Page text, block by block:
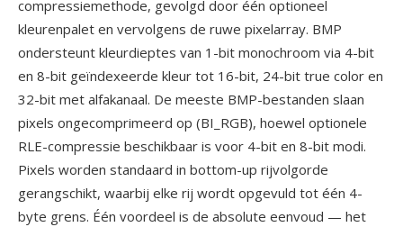
compressiemethode, gevolgd door één optioneel
kleurenpalet en vervolgens de ruwe pixelarray. BMP
ondersteunt kleurdieptes van 1-bit monochroom via 4-bit
en 8-bit geïndexeerde kleur tot 16-bit, 24-bit true color en
32-bit met alfakanaal. De meeste BMP-bestanden slaan
pixels ongecomprimeerd op (BI_RGB), hoewel optionele
RLE-compressie beschikbaar is voor 4-bit en 8-bit modi.
Pixels worden standaard in bottom-up rijvolgorde
gerangschikt, waarbij elke rij wordt opgevuld tot één 4-
byte grens. Één voordeel is de absolute eenvoud — het